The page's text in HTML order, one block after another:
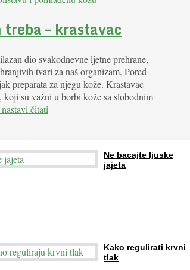
– krastavac
dio svakodnevne ljetne prehrane,
tvari za naš organizam. Pored
preparata za njegu kože. Krastavac
koji su važni u borbi kože sa slobodnim
čitati
Ne bacajte ljuske
jajeta
Kako regulirati krvni
tlak